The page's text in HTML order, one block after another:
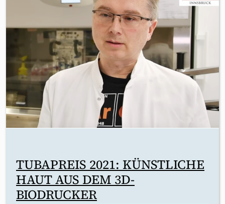
TUBAPREIS 2021: KÜNSTLICHE
HAUT AUS DEM 3D-
BIODRUCKER